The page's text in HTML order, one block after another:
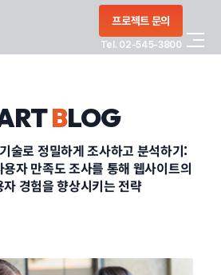
프로젝트 문의
Tel. 02-545-3800
BLOG
술로 정밀하게 조사하고 분석하기:
자 만족도 조사를 통해 웹사이트의
경험을 향상시키는 전략